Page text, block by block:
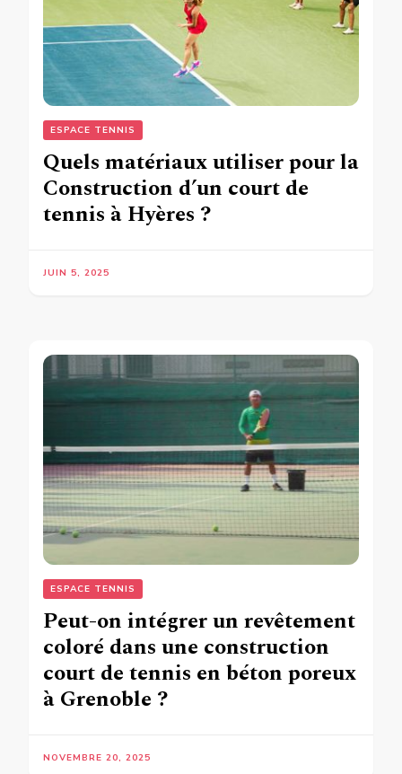
ESPACE TENNIS
Quels matériaux utiliser pour la
Construction d’un court de
tennis à Hyères ?
JUIN 5, 2025
ESPACE TENNIS
Peut-on intégrer un revêtement
coloré dans une construction
court de tennis en béton poreux
à Grenoble ?
NOVEMBRE 20, 2025